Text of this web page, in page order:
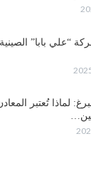
“علي بابا”
لماذا تُعتبر